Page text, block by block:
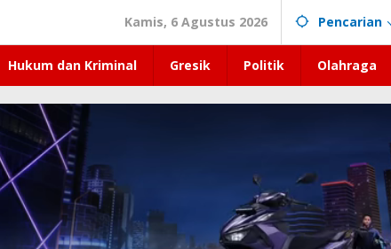
Kamis, 6 Agustus 2026 Pencarian
Hukum dan Kriminal Gresik Politik Olahraga